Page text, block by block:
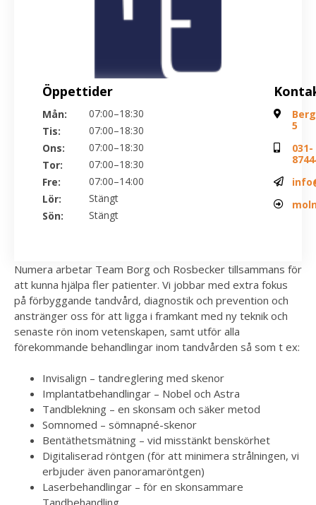
Numera arbetar Team Borg och Rosbecker tillsammans för
att kunna hjälpa fler patienter. Vi jobbar med extra fokus
på förbyggande tandvård, diagnostik och prevention och
anstränger oss för att ligga i framkant med ny teknik och
senaste rön inom vetenskapen, samt utför alla
förekommande behandlingar inom tandvården så som t ex:
Invisalign – tandreglering med skenor
Implantatbehandlingar – Nobel och Astra
Tandblekning – en skonsam och säker metod
Somnomed – sömnapné-skenor
Bentäthetsmätning – vid misstänkt benskörhet
Digitaliserad röntgen (för att minimera strålningen, vi
erbjuder även panoramaröntgen)
Laserbehandlingar – för en skonsammare
Öppettider
Mån:
07:00–18:30
Tis:
07:00–18:30
Ons:
07:00–18:30
Tor:
07:00–18:30
Fre:
07:00–14:00
Lör:
Stängt
Sön:
Stängt
5
031-